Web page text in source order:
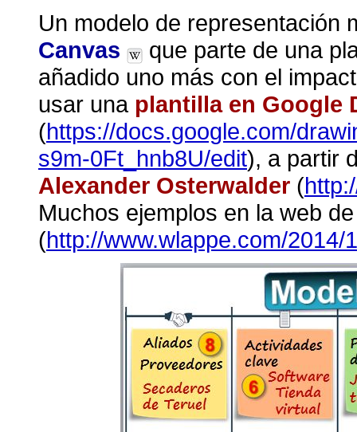
Un modelo de representación
Canvas
que parte de una
añadido uno más con el
usar una plantilla en Google
(https://docs.google.com/
s9m-0Ft_hnb8U/edit), a partir
Alexander Osterwalder (
Muchos ejemplos en la web
(http://www.wlappe.com/